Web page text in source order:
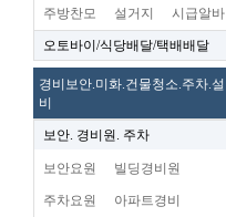
주방찬모 설거지 시급알바
오토바이/식당배달/택배배달
경비보안.미화.건물청소.주차.설
비
보안. 경비원. 주차
보안요원 빌딩경비원
주차요원 아파트경비